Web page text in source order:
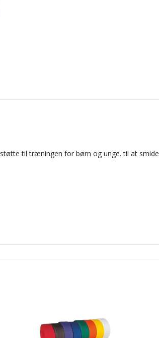
støtte til træningen for børn og unge. til at smide